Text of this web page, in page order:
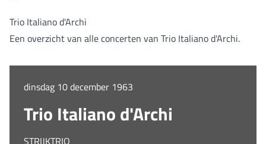
Trio Italiano d'Archi
Een overzicht van alle concerten van Trio Italiano d'Archi.
dinsdag 10 december 1963
Trio Italiano d'Archi
STRIJKTRIO